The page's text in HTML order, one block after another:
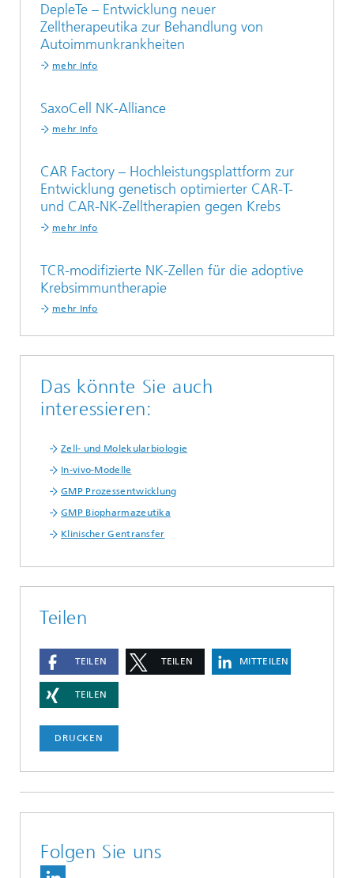
DepleTe – Entwicklung neuer
Zelltherapeutika zur Behandlung von
Autoimmunkrankheiten
mehr Info
SaxoCell NK-Alliance
mehr Info
CAR Factory – Hochleistungsplattform zur
Entwicklung genetisch optimierter CAR-T-
und CAR-NK-Zelltherapien gegen Krebs
mehr Info
TCR-modifizierte NK-Zellen für die adoptive
Krebsimmuntherapie
mehr Info
Das könnte Sie auch
interessieren:
Zell- und Molekularbiologie
In-vivo-Modelle
GMP Prozessentwicklung
GMP Biopharmazeutika
Klinischer Gentransfer
Teilen
TEILEN TEILEN MITTEILEN
TEILEN
DRUCKEN
Folgen Sie uns